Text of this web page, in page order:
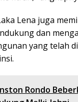
Lena juga
dan
yang telah
Rondo